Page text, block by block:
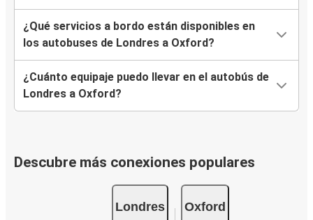
¿Qué servicios a bordo están disponibles en
los autobuses de Londres a Oxford?
¿Cuánto equipaje puedo llevar en el autobús de
Londres a Oxford?
Descubre más conexiones populares
Londres Oxford